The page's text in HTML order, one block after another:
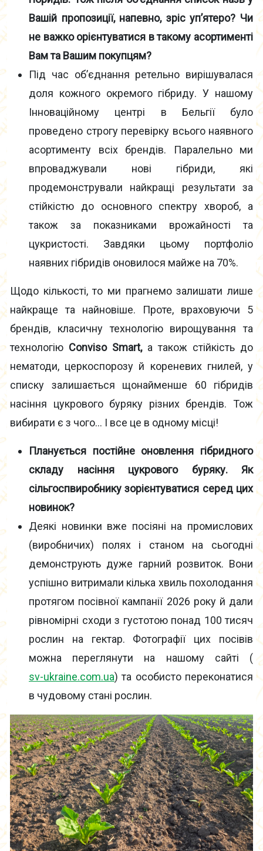
Вашій пропозиції, напевно, зріс уп’ятеро? Чи
не важко орієнтуватися в такому асортименті
Вам та Вашим покупцям?
Під час об’єднання ретельно вирішувалася
доля кожного окремого гібриду. У нашому
Інноваційному центрі в Бельгії було
проведено строгу перевірку всього наявного
асортименту всіх брендів. Паралельно ми
впроваджували нові гібриди, які
продемонстрували найкращі результати за
стійкістю до основного спектру хвороб, а
також за показниками врожайності та
цукристості. Завдяки цьому портфоліо
наявних гібридів оновилося майже на 70%.
Щодо кількості, то ми прагнемо залишати лише
найкраще та найновіше. Проте, враховуючи 5
брендів, класичну технологію вирощування та
технологію Conviso Smart,а також стійкість до
нематоди, церкоспорозу й кореневих гнилей, у
списку залишається щонайменше 60 гібридів
насіння цукрового буряку різних брендів. Тож
вибирати є з чого… І все це в одному місці!
Планується постійне оновлення гібридного
складу насіння цукрового буряку. Як
сільгоспвиробнику зорієнтуватися серед цих
новинок?
Деякі новинки вже посіяні на промислових
(виробничих) полях і станом на сьогодні
демонструють дуже гарний розвиток. Вони
успішно витримали кілька хвиль похолодання
протягом посівної кампанії 2026 року й дали
рівномірні сходи з густотою понад 100 тисяч
рослин на гектар. Фотографії цих посівів
можна переглянути на нашому сайті (
sv-ukraine.com.ua) та особисто переконатися
в чудовому стані рослин.